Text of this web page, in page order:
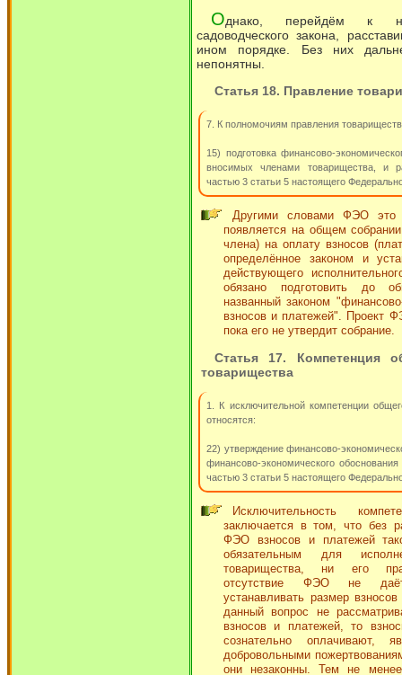
Однако, перейдём к
садоводческого закона,
ином порядке. Без них
непонятны.
Статья 18. Правление
7. К полномочиям правления
15) подготовка финансово-
вносимых членами товарищества, и
частью 3 статьи 5 настоящего
Другими словами ФЭО это
появляется на общем
члена) на оплату взносов
определённое законом и
действующего
обязано подготовить до
названный законом
взносов и платежей". Проект
пока его не утвердит собрание.
Статья 17. Компетенция
товарищества
1. К исключительной компетенции
относятся:
22) утверждение финансово-
финансово-экономического
частью 3 статьи 5 настоящего
Исключительность
заключается в том, что без
ФЭО взносов и платежей
обязательным для
товарищества, ни его
отсутствие ФЭО не
устанавливать размер
данный вопрос не
взносов и платежей, то
сознательно оплачивают,
добровольными
они незаконны. Тем не